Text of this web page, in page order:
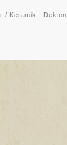
/ Keramik - Dekton